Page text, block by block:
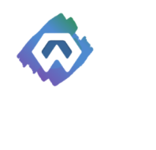
contenu